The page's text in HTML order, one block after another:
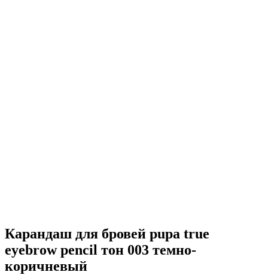
Карандаш для бровей pupa true
eyebrow pencil тон 003 темно-
коричневый